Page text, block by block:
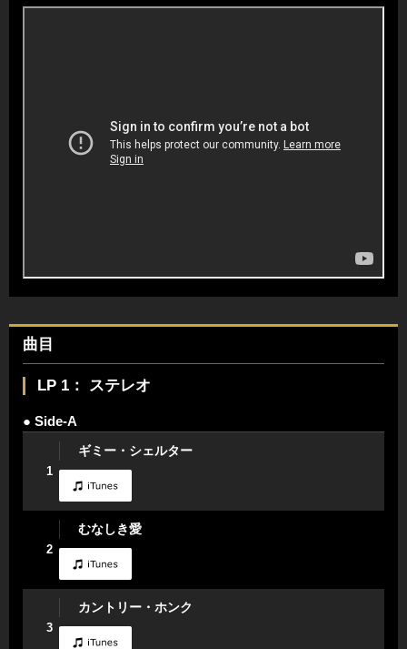
曲目
LP 1： ステレオ
● Side-A
1
ギミー・シェルター
2
むなしき愛
3
カントリー・ホンク